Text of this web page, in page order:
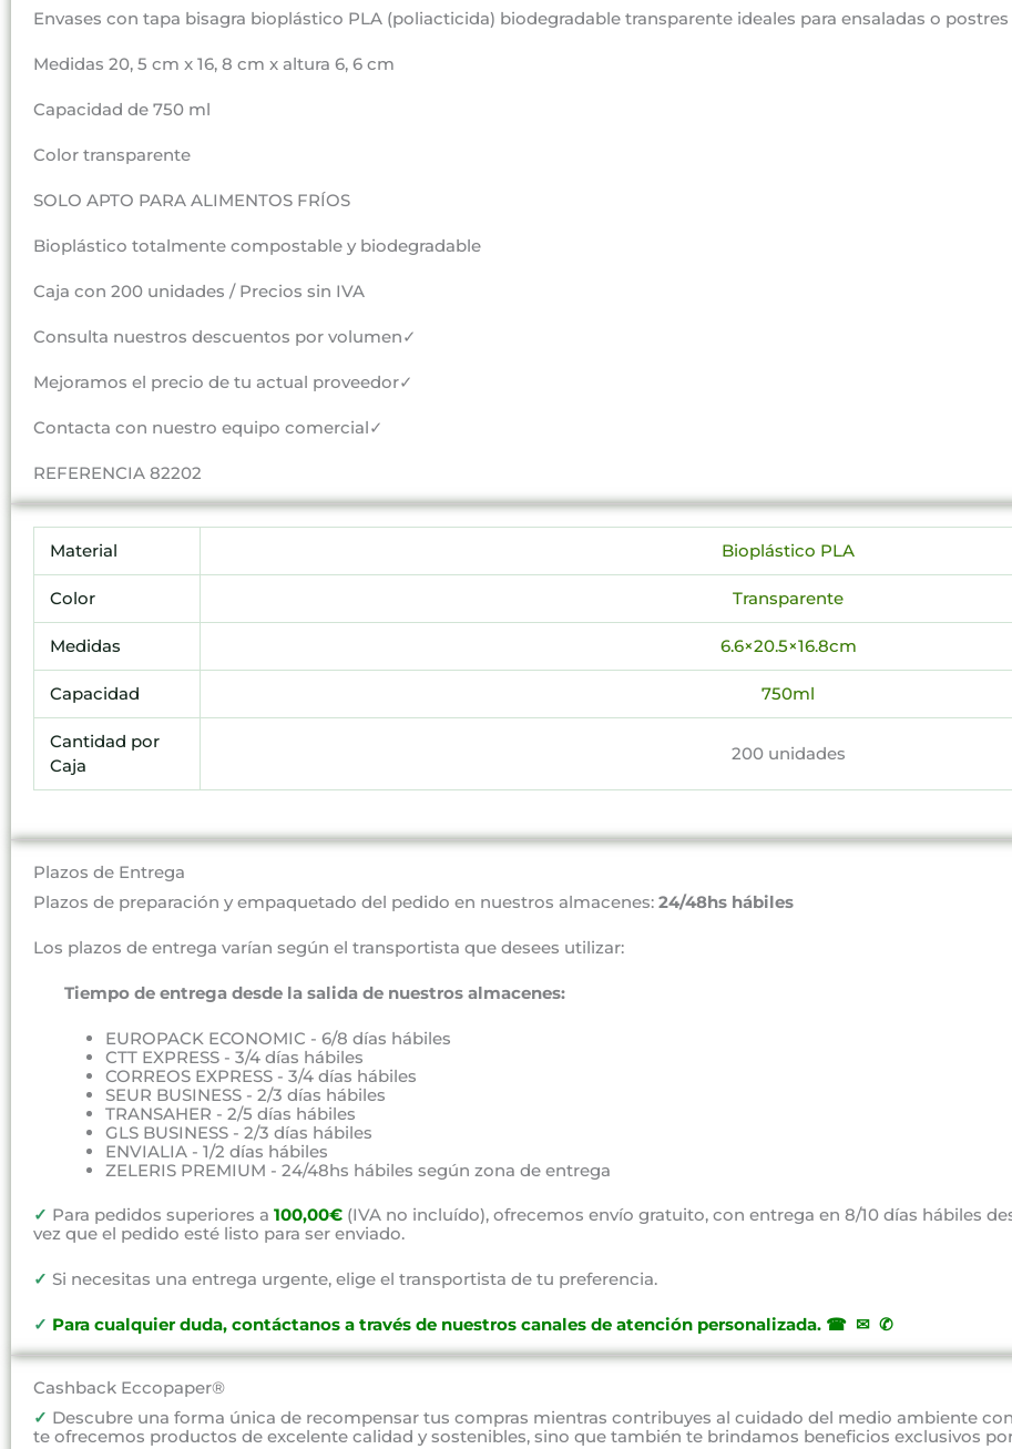
Envases con tapa bisagra bioplástico PLA (poliacticida) biodegradable transparente ideales para ensaladas o
Medidas 20, 5 cm x 16, 8 cm x altura 6, 6 cm
Capacidad de 750 ml
Color transparente
SOLO APTO PARA ALIMENTOS FRÍOS
Bioplástico totalmente compostable y biodegradable
Caja con 200 unidades / Precios sin IVA
Consulta nuestros descuentos por volumen✓
Mejoramos el precio de tu actual proveedor✓
Contacta con nuestro equipo comercial✓
REFERENCIA 82202
Material Bioplástico PLA
Color Transparente
Medidas 6.6×20.5×16.8cm
Capacidad 750ml
Cantidad por
Caja
200 unidades
Plazos de Entrega
Plazos de preparación y empaquetado del pedido en nuestros almacenes: 24/48hs hábiles
Los plazos de entrega varían según el transportista que desees utilizar:
Tiempo de entrega desde la salida de nuestros almacenes:
EUROPACK ECONOMIC - 6/8 días hábiles
CTT EXPRESS - 3/4 días hábiles
CORREOS EXPRESS - 3/4 días hábiles
SEUR BUSINESS - 2/3 días hábiles
TRANSAHER - 2/5 días hábiles
GLS BUSINESS - 2/3 días hábiles
ENVIALIA - 1/2 días hábiles
ZELERIS PREMIUM - 24/48hs hábiles según zona de entrega
✓ Para pedidos superiores a 100,00€ (IVA no incluído), ofrecemos envío gratuito, con entrega en 8/10 días hábiles
vez que el pedido esté listo para ser enviado.
✓ Si necesitas una entrega urgente, elige el transportista de tu preferencia.
✓ Para cualquier duda, contáctanos a través de nuestros canales de atención personalizada. ☎ ✉ ✆
Cashback Eccopaper®
✓ Descubre una forma única de recompensar tus compras mientras contribuyes al cuidado del medio ambiente con
te ofrecemos productos de excelente calidad y sostenibles, sino que también te brindamos beneficios exclusivos